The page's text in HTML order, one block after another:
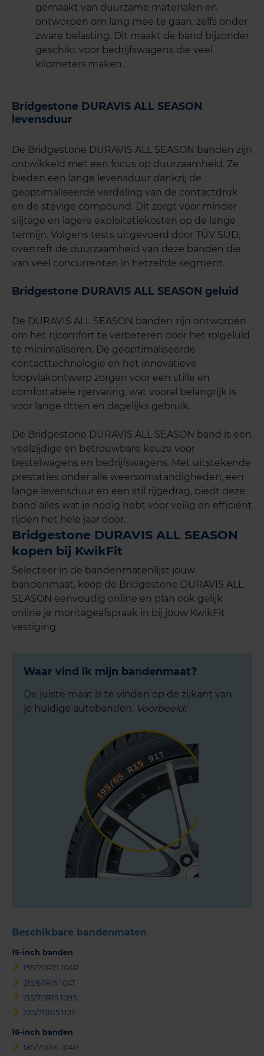
gemaakt van duurzame materialen en
ontworpen om lang mee te gaan, zelfs onder
zware belasting. Dit maakt de band bijzonder
geschikt voor bedrijfswagens die veel
kilometers maken.
Bridgestone DURAVIS ALL SEASON
levensduur
De Bridgestone DURAVIS ALL SEASON banden zijn
ontwikkeld met een focus op duurzaamheid. Ze
bieden een lange levensduur dankzij de
geoptimaliseerde verdeling van de contactdruk
en de stevige compound. Dit zorgt voor minder
slijtage en lagere exploitatiekosten op de lange
termijn. Volgens tests uitgevoerd door TÜV SÜD,
overtreft de duurzaamheid van deze banden die
van veel concurrenten in hetzelfde segment.
Bridgestone DURAVIS ALL SEASON geluid
De DURAVIS ALL SEASON banden zijn ontworpen
om het rijcomfort te verbeteren door het rolgeluid
te minimaliseren. De geoptimaliseerde
contacttechnologie en het innovatieve
loopvlakontwerp zorgen voor een stille en
comfortabele rijervaring, wat vooral belangrijk is
voor lange ritten en dagelijks gebruik.
De Bridgestone DURAVIS ALL SEASON band is een
veelzijdige en betrouwbare keuze voor
bestelwagens en bedrijfswagens. Met uitstekende
prestaties onder alle weersomstandigheden, een
lange levensduur en een stil rijgedrag, biedt deze
band alles wat je nodig hebt voor veilig en efficiënt
rijden het hele jaar door.
Bridgestone DURAVIS ALL SEASON
kopen bij KwikFit
Selecteer in de bandenmatenlijst jouw
bandenmaat, koop de Bridgestone DURAVIS ALL
SEASON eenvoudig online en plan ook gelijk
online je montageafspraak in bij jouw KwikFit
vestiging.
Waar vind ik mijn bandenmaat?
De juiste maat is te vinden op de zijkant van
je huidige autobanden. Voorbeeld:
Beschikbare bandenmaten
15-inch banden
195/70R15 104R
215/65R15 104T
215/70R15 109S
225/70R15 112S
16-inch banden
185/75R16 104R